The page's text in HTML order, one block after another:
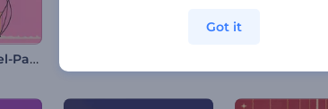
Valentinstag-Reel-Paket
Got it